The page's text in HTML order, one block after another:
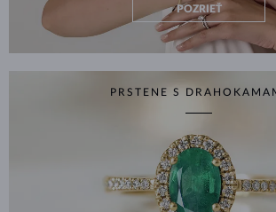
POZRIEŤ
PRSTENE S